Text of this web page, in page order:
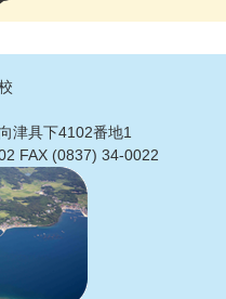
津具下4102番地1
FAX (0837) 34-0022